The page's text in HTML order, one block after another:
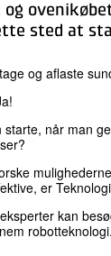
sted at
og aflaste
starte, når man
er
kan
robotteknologi.